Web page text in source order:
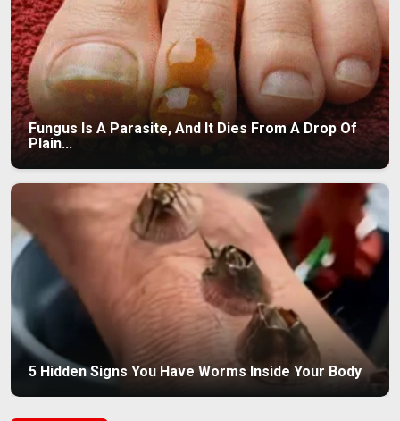
Fungus Is A Parasite, And It Dies From A Drop Of
Plain...
5 Hidden Signs You Have Worms Inside Your Body